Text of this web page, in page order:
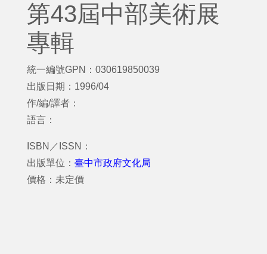
第43屆中部美術展
專輯
統一編號GPN：030619850039
出版日期：1996/04
作/編/譯者：
語言：
ISBN／ISSN：
出版單位： 臺中市政府文化局
價格：未定價